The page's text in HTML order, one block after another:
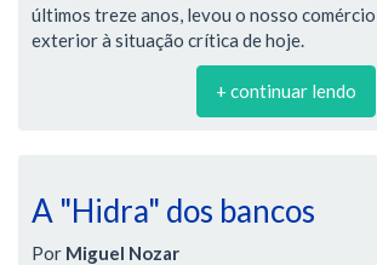
últimos treze anos, levou o nosso comércio
exterior à situação crítica de hoje.
+ continuar lendo
A "Hidra" dos bancos
Por Miguel Nozar